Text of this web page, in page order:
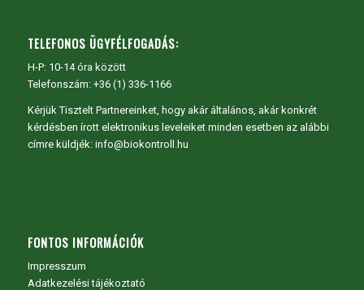
TELEFONOS ÜGYFÉLFOGADÁS:
H-P: 10-14 óra között
Telefonszám: +36 (1) 336-1166
Kérjük Tisztelt Partnereinket, hogy akár általános, akár konkrét
kérdésben írott elektronikus leveleiket minden esetben az alábbi
címre küldjék: info@biokontroll.hu
FONTOS INFORMÁCIÓK
Impresszum
Adatkezelési tájékoztató